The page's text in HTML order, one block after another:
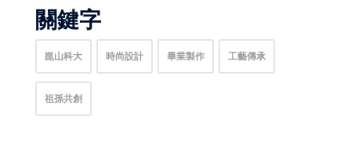
關鍵字
崑山科大 時尚設計 畢業製作 工藝傳承
祖孫共創